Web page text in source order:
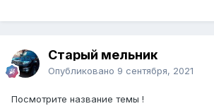
Старый мельник
Опубликовано 9 сентября, 2021
Посмотрите название темы !